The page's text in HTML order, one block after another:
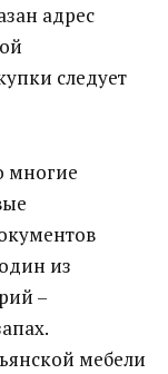
адрес
следует
многие
из
–
мебели